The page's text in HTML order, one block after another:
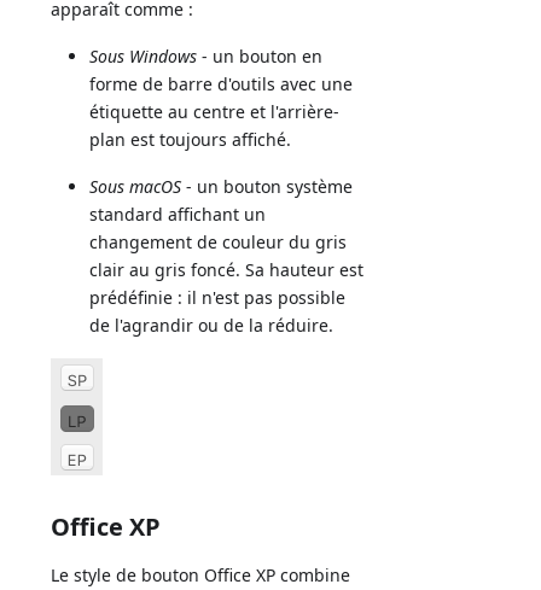
apparaît comme :
Sous Windows - un bouton en
forme de barre d'outils avec une
étiquette au centre et l'arrière-
plan est toujours affiché.
Sous macOS - un bouton système
standard affichant un
changement de couleur du gris
clair au gris foncé. Sa hauteur est
prédéfinie : il n'est pas possible
de l'agrandir ou de la réduire.
Office XP
Le style de bouton Office XP combine